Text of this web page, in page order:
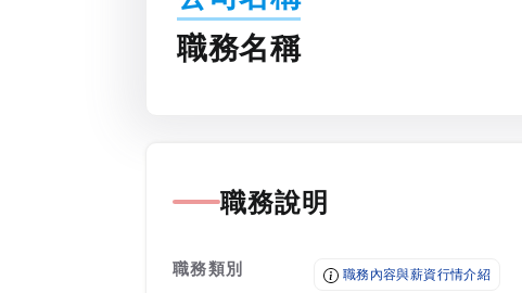
職務名稱
職務說明
職務類別 職務內容與薪資行情介紹